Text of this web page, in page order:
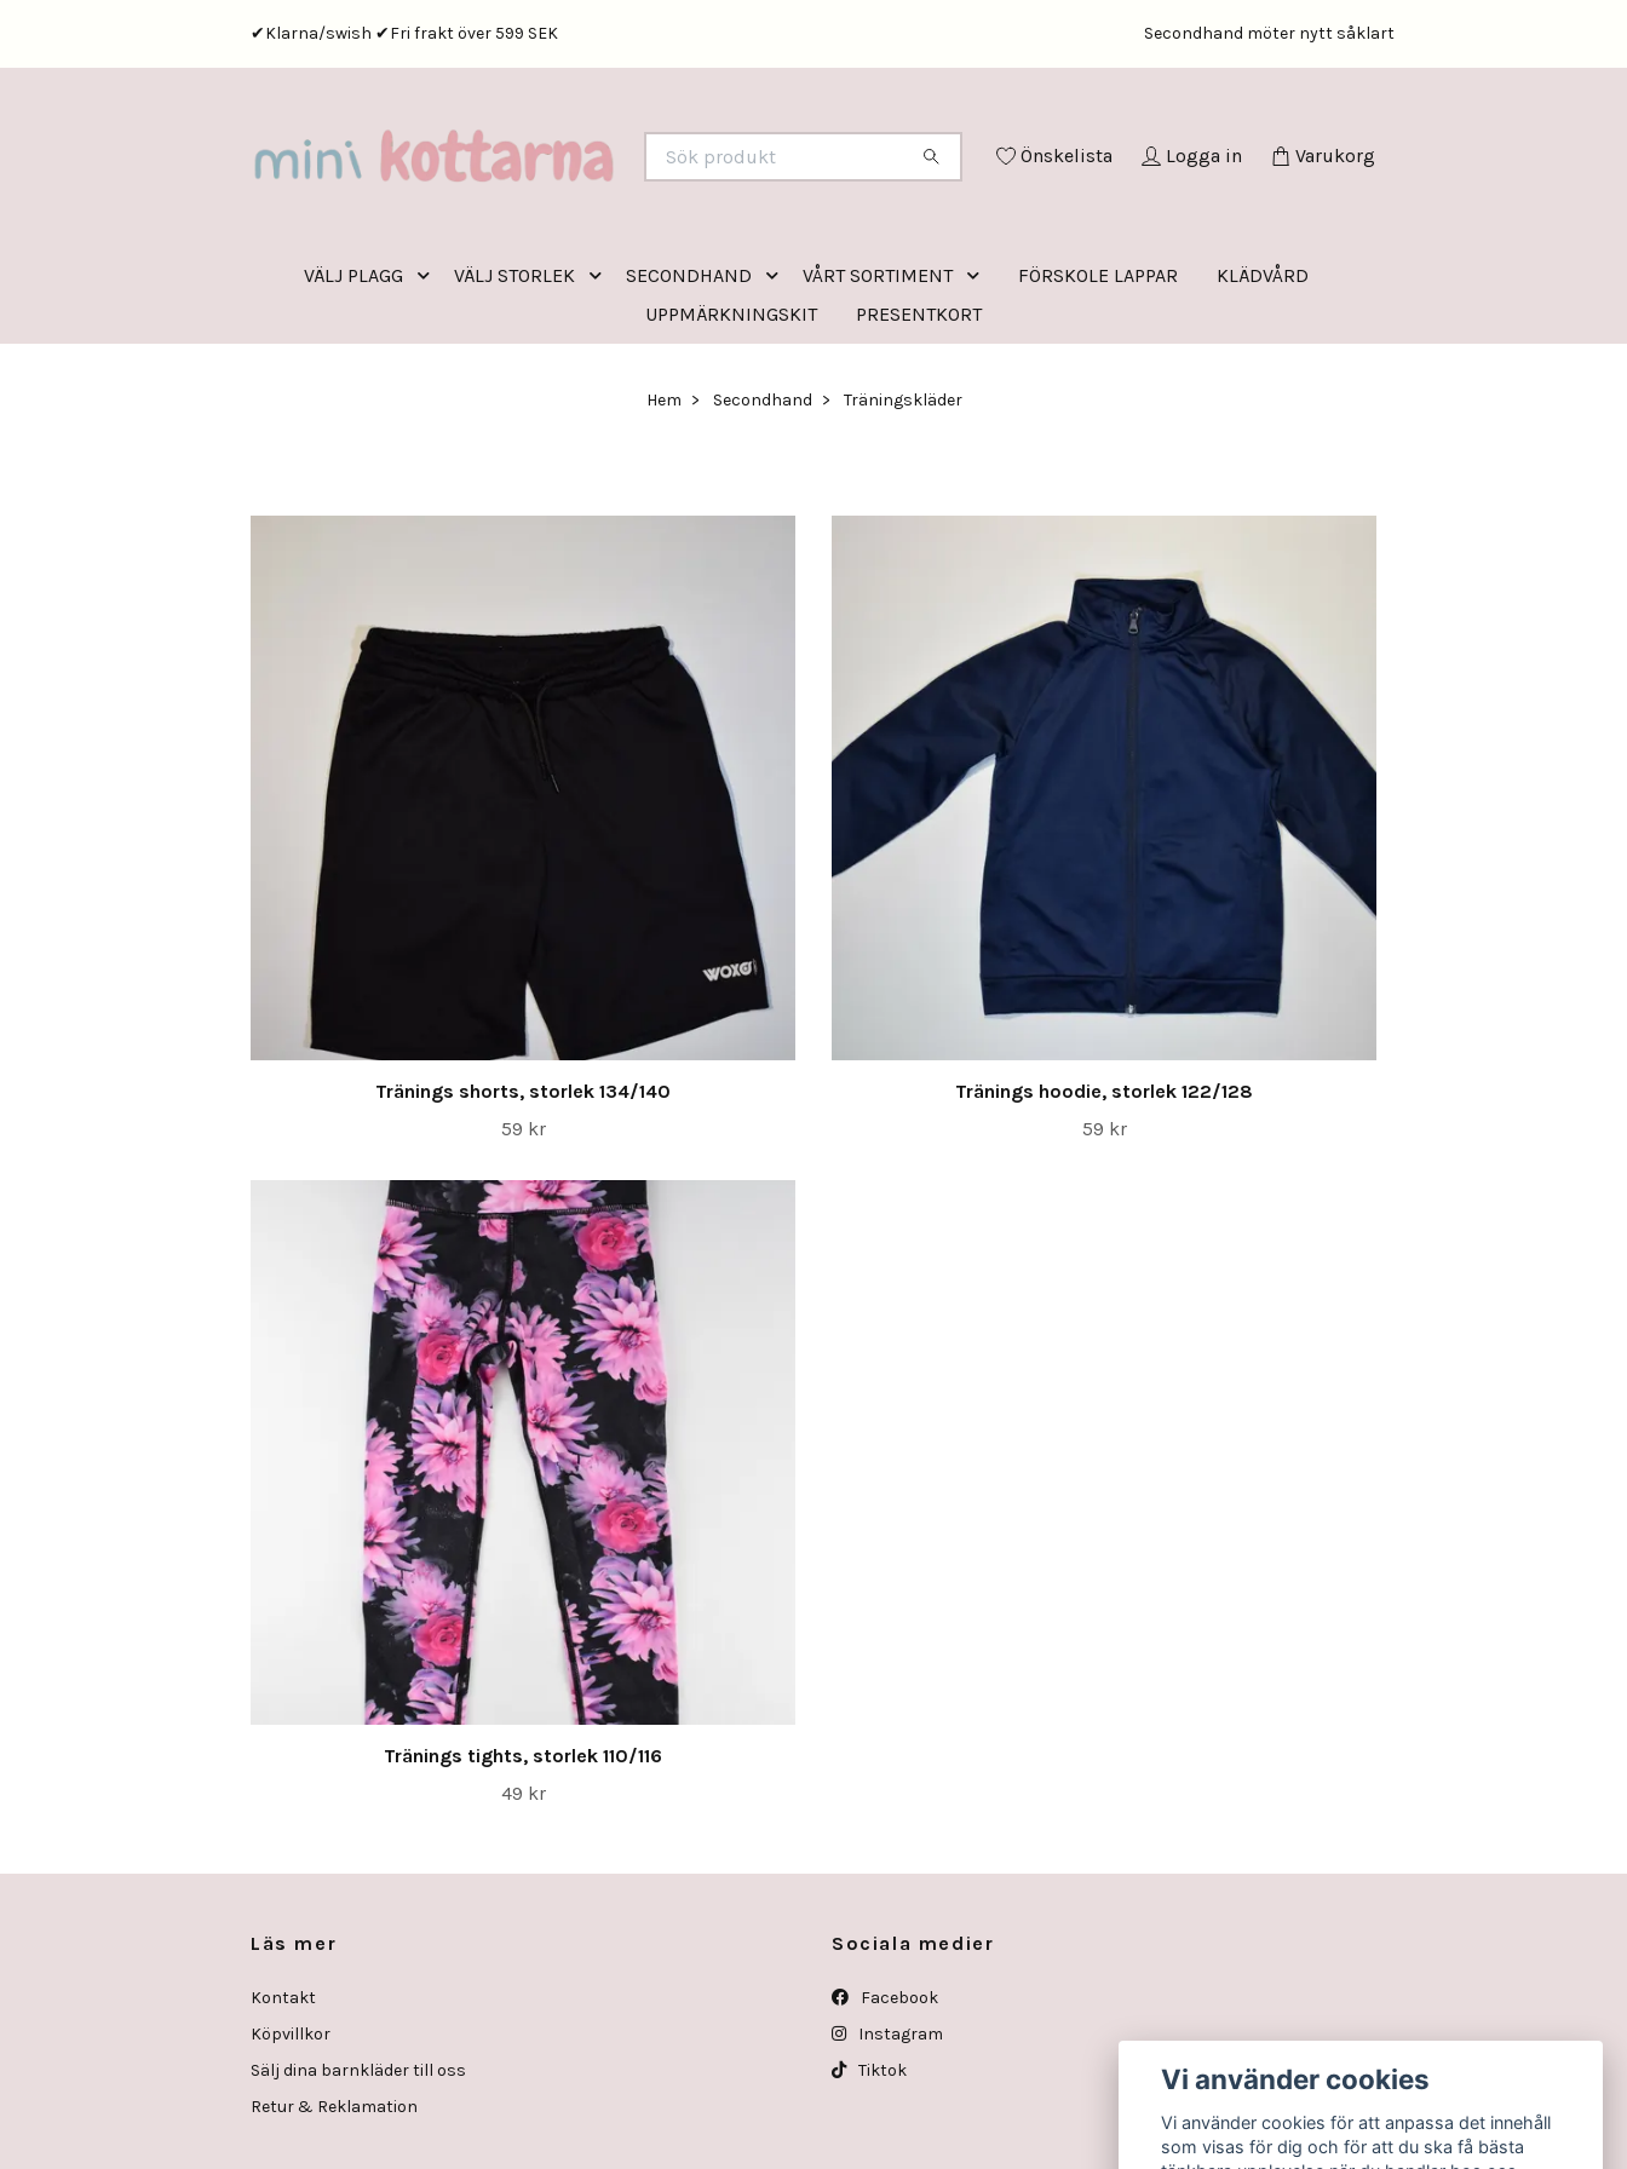
✔Klarna/swish ✔Fri frakt över 599 SEK Secondhand möter nytt såklart
Önskelista Logga in Varukorg
VÄLJ PLAGG VÄLJ STORLEK SECONDHAND VÅRT SORTIMENT FÖRSKOLE LAPPAR
KLÄDVÅRD
UPPMÄRKNINGSKIT
PRESENTKORT
Hem Secondhand Träningskläder
Tränings shorts, storlek 134/140
59 kr
Tränings hoodie, storlek 122/128
59 kr
Tränings tights, storlek 110/116
49 kr
Läs mer
Kontakt
Köpvillkor
Sälj dina barnkläder till oss
Retur & Reklamation
Sociala medier
Facebook
Instagram
Tiktok
Vi använder cookies
Vi använder cookies för att anpassa det innehåll
som visas för dig och för att du ska få bästa